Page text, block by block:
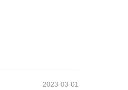
2023-03-01